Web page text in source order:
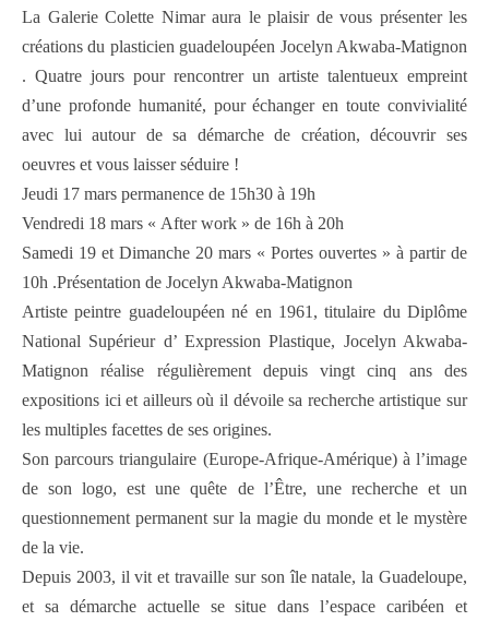
La Galerie Colette Nimar aura le plaisir de vous présenter les
créations du plasticien guadeloupéen Jocelyn Akwaba-Matignon
. Quatre jours pour rencontrer un artiste talentueux empreint
d’une profonde humanité, pour échanger en toute convivialité
avec lui autour de sa démarche de création, découvrir ses
oeuvres et vous laisser séduire !
Jeudi 17 mars permanence de 15h30 à 19h
Vendredi 18 mars « After work » de 16h à 20h
Samedi 19 et Dimanche 20 mars « Portes ouvertes » à partir de
10h .Présentation de Jocelyn Akwaba-Matignon
Artiste peintre guadeloupéen né en 1961, titulaire du Diplôme
National Supérieur d’ Expression Plastique, Jocelyn Akwaba-
Matignon réalise régulièrement depuis vingt cinq ans des
expositions ici et ailleurs où il dévoile sa recherche artistique sur
les multiples facettes de ses origines.
Son parcours triangulaire (Europe-Afrique-Amérique) à l’image
de son logo, est une quête de l’Être, une recherche et un
questionnement permanent sur la magie du monde et le mystère
de la vie.
Depuis 2003, il vit et travaille sur son île natale, la Guadeloupe,
et sa démarche actuelle se situe dans l’espace caribéen et